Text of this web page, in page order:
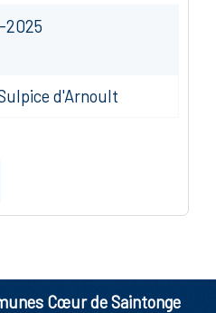
2025
d'Arnoult
Cœur de Saintonge